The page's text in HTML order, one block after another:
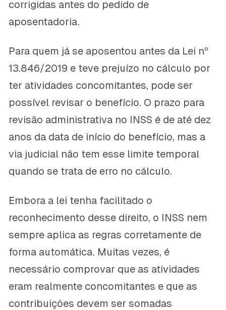
corrigidas antes do pedido de
aposentadoria.
Para quem já se aposentou antes da Lei nº
13.846/2019 e teve prejuízo no cálculo por
ter atividades concomitantes, pode ser
possível revisar o benefício. O prazo para
revisão administrativa no INSS é de até dez
anos da data de início do benefício, mas a
via judicial não tem esse limite temporal
quando se trata de erro no cálculo.
Embora a lei tenha facilitado o
reconhecimento desse direito, o INSS nem
sempre aplica as regras corretamente de
forma automática. Muitas vezes, é
necessário comprovar que as atividades
eram realmente concomitantes e que as
contribuições devem ser somadas